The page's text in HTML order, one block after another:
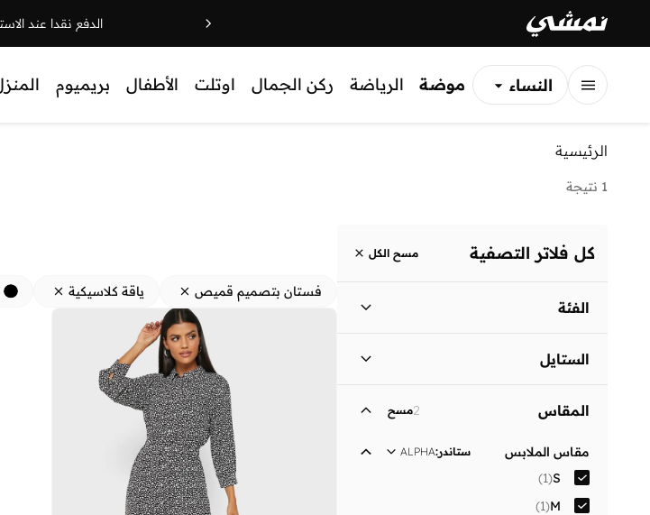
الدفع نقدا عند
النساء
موضة الرياضة ركن الجمال اوتلت الأطفال بريميوم
الرئيسية
1 نتيجة
كل فلاتر التصفية مسح الكل
الفئة
نساء
الستايل
المقاس 2مسح
مقاس الملابس ستاندر:
ALPHA
S
(
1
)
M
(
1
)
فستان بتصميم قميص ياقة كلاسيكية